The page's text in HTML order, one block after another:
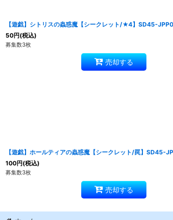
【遊戯】シトリスの蟲惑魔【シークレット/★4】SD45-
50円(税込)
募集数3枚
売却する
【遊戯】ホールティアの蟲惑魔【シークレット/罠】SD45-
100円(税込)
募集数3枚
売却する